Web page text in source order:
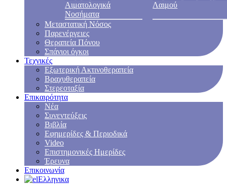
Αιματολογικά
Νοσήματα
Λαιμού
Μεταστατική Νόσος
Παρενέργειες
Θεραπεία Πόνου
Σπάνιοι όγκοι
Τεχνικές
Εξωτερική Ακτινοθεραπεία
Βραχυθεραπεία
Στερεοταξία
Επικαιρότητα
Νέα
Συνεντεύξεις
Βιβλία
Εφημερίδες & Περιοδικά
Video
Επιστημονικές Ημερίδες
Έρευνα
Επικοινωνία
Ελληνικα